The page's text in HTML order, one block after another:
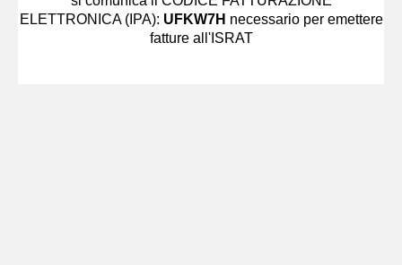
ELETTRONICA (IPA): UFKW7H necessario per emettere
fatture all'ISRAT